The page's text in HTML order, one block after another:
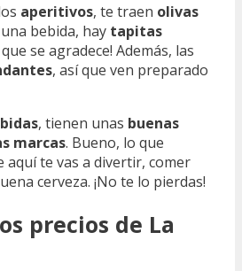
aperitivos, te traen olivas
bebida, hay tapitas
se agradece! Además, las
, así que ven preparado
, tienen unas buenas
marcas. Bueno, lo que
aquí te vas a divertir, comer
cerveza. ¡No te lo pierdas!
precios de La